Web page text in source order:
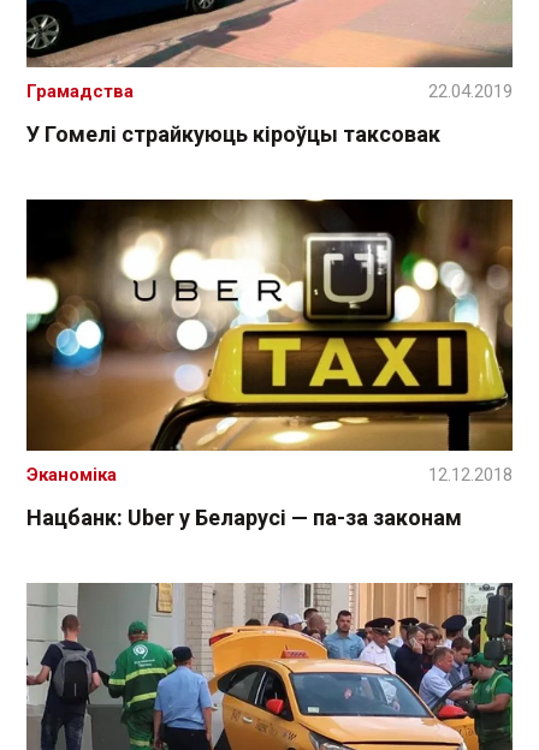
У Гомелі страйкуюць кіроўцы таксовак
Грамадства 22.04.2019
Нацбанк: Uber у Беларусі — па-за законам
Эканоміка 12.12.2018